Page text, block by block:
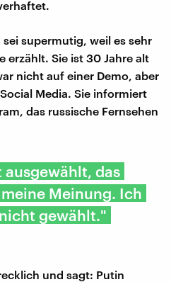
supermutig, weil es sehr
erzählt. Sie ist 30 Jahre alt
nicht auf einer Demo, aber
Media. Sie informiert
das russische Fernsehen
das
Meinung. Ich
gewählt."
und sagt: Putin